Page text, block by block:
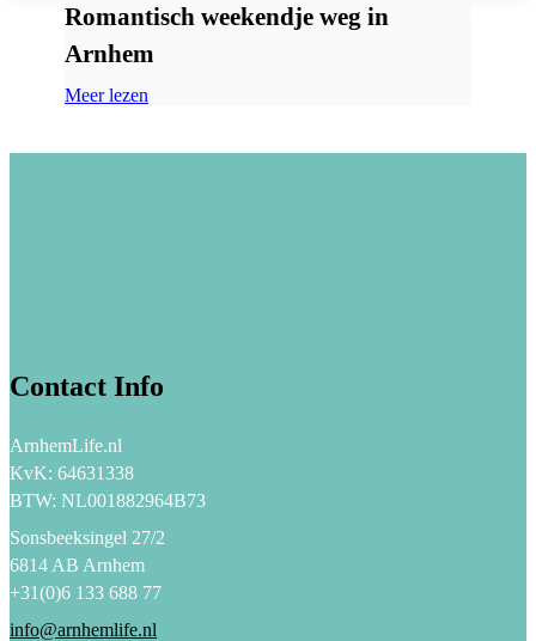
Romantisch weekendje weg in
Arnhem
Meer lezen
Contact Info
ArnhemLife.nl
KvK: 64631338
BTW: NL001882964B73
Sonsbeeksingel 27/2
6814 AB Arnhem
+31(0)6 133 688 77
info@arnhemlife.nl